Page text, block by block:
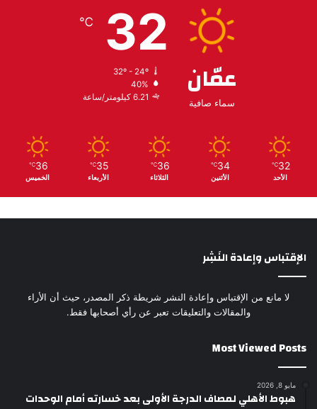
عمّان
سماء صافية
32
℃
32º - 24º
40%
6.21 كيلومتر/ساعة
32
℃
الأحد
34
℃
الأثنين
36
℃
الثلاثاء
35
℃
الأربعاء
36
℃
الخميس
الإقتباس وإعادة النَشِر
لا مانع من الإقتباس وإعادة النشر شريطة ذكر المصدر، حيث أن الأراء
والمقالات والتعليقات تعبر عن رأي أصحابها فقط.
Most Viewed Posts
مايو 8, 2026
هبوط الأهلي لمصاف الدرجة الأولى بعد خسارته أمام الوحدات